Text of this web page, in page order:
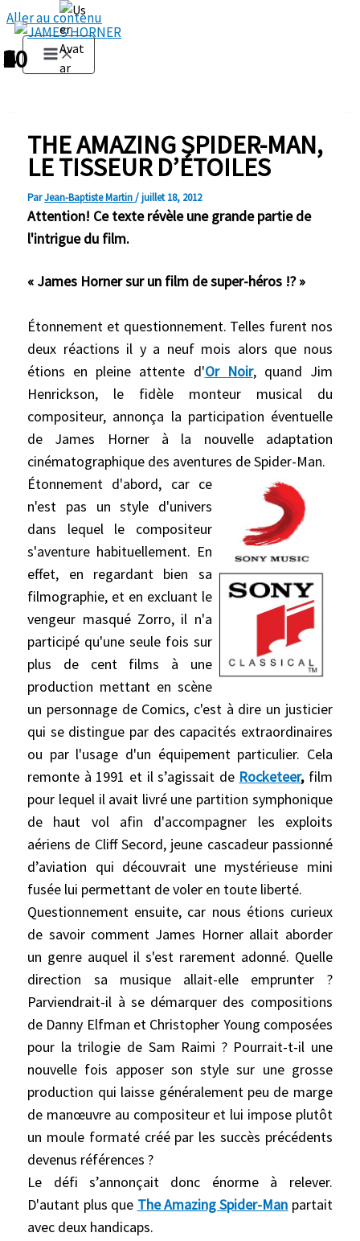
Aller au contenu
THE AMAZING SPIDER-MAN,
LE TISSEUR D’ÉTOILES
ParJean-Baptiste Martin/juillet 18, 2012
Attention! Ce texte révèle une grande partie de
l'intrigue du film.
« James Horner sur un film de super-héros !? »
Étonnement et questionnement. Telles furent nos
deux réactions il y a neuf mois alors que nous
étions en pleine attente d'Or Noir, quand Jim
Henrickson, le fidèle monteur musical du
compositeur, annonça la participation éventuelle
de James Horner à la nouvelle adaptation
cinématographique des aventures de Spider-Man.
Étonnement d'abord, car ce
n'est pas un style d'univers
dans lequel le compositeur
s'aventure habituellement. En
effet, en regardant bien sa
filmographie, et en excluant le
vengeur masqué Zorro, il n'a
participé qu'une seule fois sur
plus de cent films à une
production mettant en scène
un personnage de Comics, c'est à dire un justicier
qui se distingue par des capacités extraordinaires
ou par l'usage d'un équipement particulier. Cela
remonte à 1991 et il s’agissait de Rocketeer, film
pour lequel il avait livré une partition symphonique
de haut vol afin d'accompagner les exploits
aériens de Cliff Secord, jeune cascadeur passionné
d’aviation qui découvrait une mystérieuse mini
fusée lui permettant de voler en toute liberté.
Questionnement ensuite, car nous étions curieux
de savoir comment James Horner allait aborder
un genre auquel il s'est rarement adonné. Quelle
direction sa musique allait-elle emprunter ?
Parviendrait-il à se démarquer des compositions
de Danny Elfman et Christopher Young composées
pour la trilogie de Sam Raimi ? Pourrait-t-il une
nouvelle fois apposer son style sur une grosse
production qui laisse généralement peu de marge
de manœuvre au compositeur et lui impose plutôt
un moule formaté créé par les succès précédents
devenus références ?
Le défi s’annonçait donc énorme à relever.
D'autant plus que The Amazing Spider-Man partait
avec deux handicaps.
1
2
3
4
5
6
7
8
9
10